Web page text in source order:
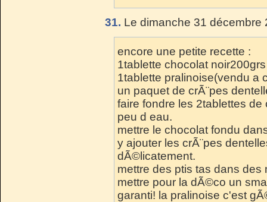
31. Le dimanche 31
encore une petite recette :
1tablette chocolat noir200grs
1tablette pralinoise(vendu a
un paquet de crÃ¨pes
faire fondre les 2tablettes
peu d eau.
mettre le chocolat fondu
y ajouter les crÃ¨pes
dÃ©licatement.
mettre des ptis tas dans des
mettre pour la dÃ©co un
garanti! la pralinoise c'est